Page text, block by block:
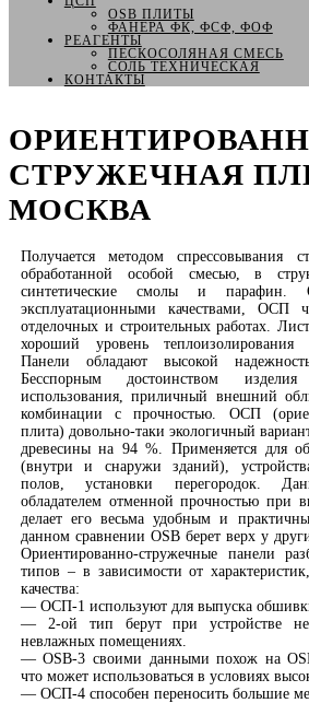
OSB ПЛИТЫ
ФАНЕРА ФК, ФСФ, ФОФ
РЕАГЕНТЫ
ПЕСКОСОЛЯНАЯ СМЕСЬ
СОЛЬ ТЕХНИЧЕСКАЯ
КОНТАКТЫ
СТРУЖЕЧНАЯ
МОСКВА
Получается методом спрессовывания
обработанной особой смесью, в
синтетические смолы и парафин.
эксплуатационными качествами, ОСП
отделочных и строительных работах.
хороший уровень теплоизолирования
Панели обладают высокой
Бесспорным достоинством изделия
использования, приличный внешний
комбинации с прочностью. ОСП
плита) довольно-таки экологичный
древесины на 94 %. Применяется для
(внутри и снаружи зданий),
полов, установки перегородок.
обладателем отменной прочностью при
делает его весьма удобным и
данном сравнении OSB берет верх у
Ориентированно-стружечные панели
типов – в зависимости от
качества:
— ОСП-1 используют для выпуска
— 2-ой тип берут при устройстве
невлажных помещениях.
— OSB-3 своими данными похож на
что может использоваться в условиях
— ОСП-4 способен переносить большие